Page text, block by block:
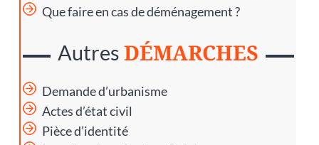
Que faire en cas de déménagement ?
AutresDÉMARCHES
Demande d’urbanisme
Actes d’état civil
Pièce d’identité